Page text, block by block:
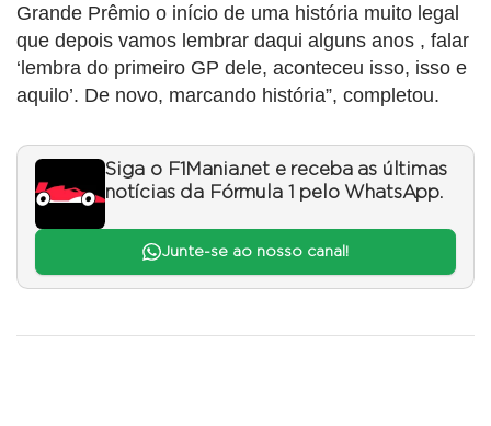
Grande Prêmio o início de uma história muito legal
que depois vamos lembrar daqui alguns anos , falar
‘lembra do primeiro GP dele, aconteceu isso, isso e
aquilo’. De novo, marcando história”, completou.
Siga o F1Mania.net e receba as últimas
notícias da Fórmula 1 pelo WhatsApp.
Junte-se ao nosso canal!